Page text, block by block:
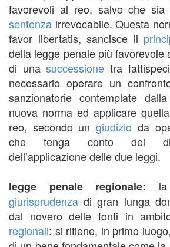
favorevoli al reo, salvo che sia
sentenza irrevocabile. Questa
favor libertatis, sancisce il
della legge penale più favorevole
di unasuccessione tra
necessario operare un
sanzionatorie contemplate
nuova norma ed applicare
reo, secondo ungiudizio da
che tenga conto dei
dell’applicazione delle due leggi.
legge penale regionale:
giurisprudenza di gran lunga
dal novero delle fonti in
regionali: si ritiene, in primo